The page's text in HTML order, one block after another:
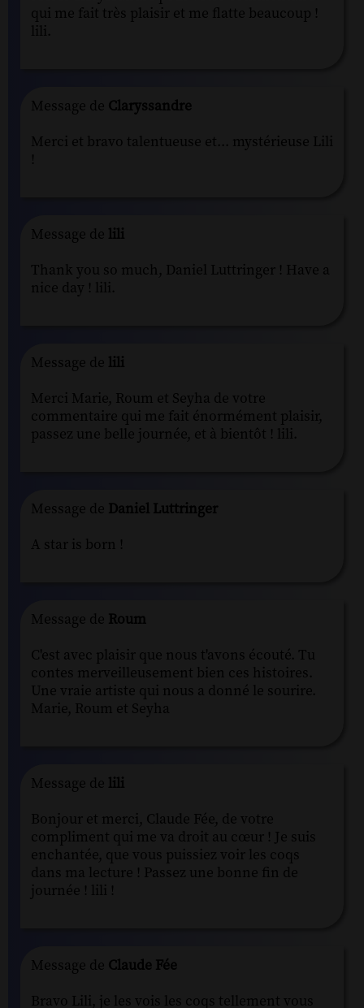
qui me fait très plaisir et me flatte beaucoup !
lili.
Message de Claryssandre
Merci et bravo talentueuse et... mystérieuse Lili
!
Message de lili
Thank you so much, Daniel Luttringer ! Have a
nice day ! lili.
Message de lili
Merci Marie, Roum et Seyha de votre
commentaire qui me fait énormément plaisir,
passez une belle journée, et à bientôt ! lili.
Message de Daniel Luttringer
A star is born !
Message de Roum
C'est avec plaisir que nous t'avons écouté. Tu
contes merveilleusement bien ces histoires.
Une vraie artiste qui nous a donné le sourire.
Marie, Roum et Seyha
Message de lili
Bonjour et merci, Claude Fée, de votre
compliment qui me va droit au cœur ! Je suis
enchantée, que vous puissiez voir les coqs
dans ma lecture ! Passez une bonne fin de
journée ! lili !
Message de Claude Fée
Bravo Lili, je les vois les coqs tellement vous